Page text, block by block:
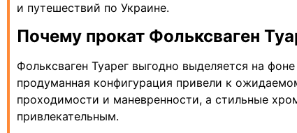
и путешествий по Украине.
Почему прокат Фольксваген
Фольксваген Туарег выгодно выделяется на
продуманная конфигурация привели к
проходимости и маневренности, а стильные
привлекательным.